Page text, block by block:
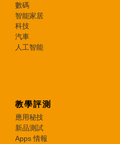
數碼
智能家居
科技
汽車
人工智能
教學評測
應用秘技
新品測試
Apps 情報